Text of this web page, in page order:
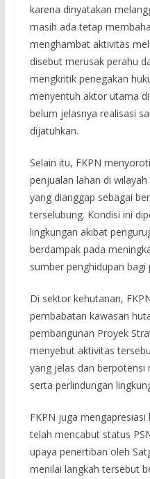
karena dinyatakan
masih ada tetap
menghambat aktivitas
disebut merusak perahu
mengkritik penegakan
menyentuh aktor utama
belum jelasnya realisasi
dijatuhkan.
Selain itu, FKPN
penjualan lahan di
yang dianggap sebagai
terselubung. Kondisi ini
lingkungan akibat
berdampak pada
sumber penghidupan bagi
Di sektor kehutanan,
pembabatan kawasan
pembangunan Proyek
menyebut aktivitas
yang jelas dan
serta perlindungan
FKPN juga
telah mencabut status
upaya penertiban oleh
menilai langkah tersebut